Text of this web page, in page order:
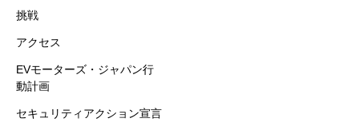
挑戦
アクセス
EVモーターズ・ジャパン行
動計画
セキュリティアクション宣言